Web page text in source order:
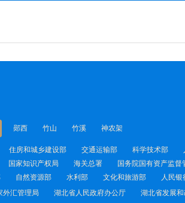
郧西 竹山 竹溪 神农架
住房和城乡建设部 交通运输部 科学技术部
国家知识产权局 海关总署
国务院国有资产监督
自然资源部 水利部 文化和旅游部 人民银
外汇管理局 湖北省人民政府办公厅 湖北省发展